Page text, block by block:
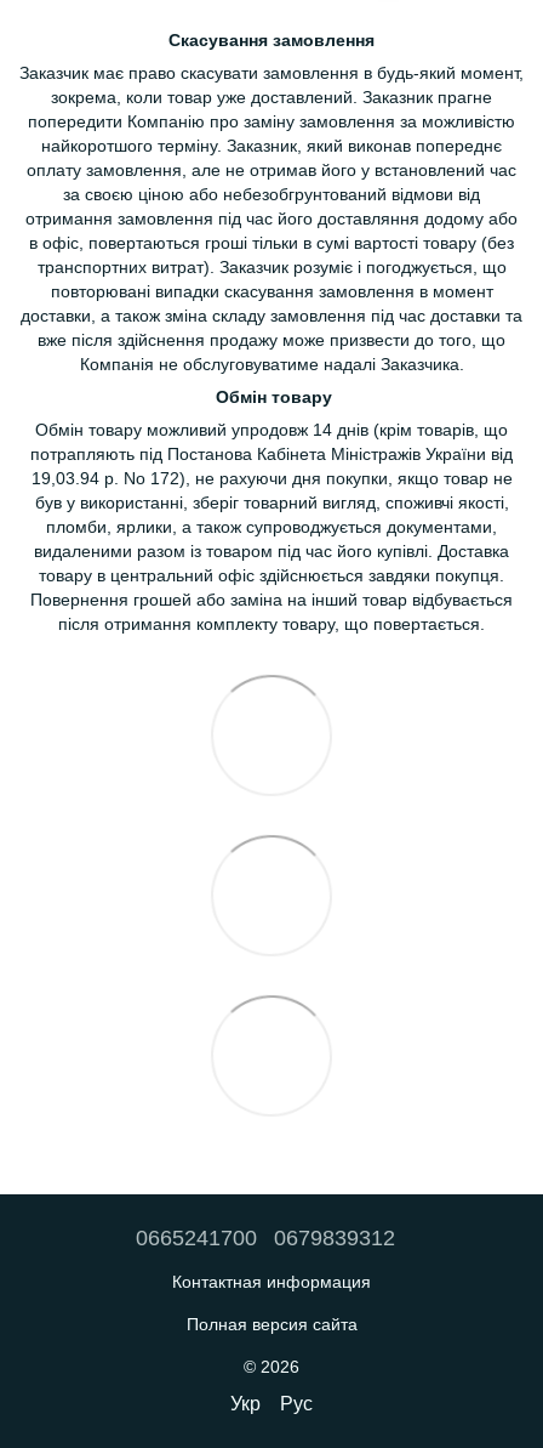
Скасування замовлення
Заказчик має право скасувати замовлення в будь-який момент,
зокрема, коли товар уже доставлений. Заказник прагне
попередити Компанію про заміну замовлення за можливістю
найкоротшого терміну. Заказник, який виконав попереднє
оплату замовлення, але не отримав його у встановлений час
за своєю ціною або небезобгрунтований відмови від
отримання замовлення під час його доставляння додому або
в офіс, повертаються гроші тільки в сумі вартості товару (без
транспортних витрат). Заказчик розуміє і погоджується, що
повторювані випадки скасування замовлення в момент
доставки, а також зміна складу замовлення під час доставки та
вже після здійснення продажу може призвести до того, що
Компанія не обслуговуватиме надалі Заказчика.
Обмін товару
Обмін товару можливий упродовж 14 днів (крім товарів, що
потрапляють під Постанова Кабінета Міністражів України від
19,03.94 р. No 172), не рахуючи дня покупки, якщо товар не
був у використанні, зберіг товарний вигляд, споживчі якості,
пломби, ярлики, а також супроводжується документами,
видаленими разом із товаром під час його купівлі. Доставка
товару в центральний офіс здійснюється завдяки покупця.
Повернення грошей або заміна на інший товар відбувається
після отримання комплекту товару, що повертається.
0665241700 0679839312
Контактная информация
Полная версия сайта
© 2026
Укр Рус